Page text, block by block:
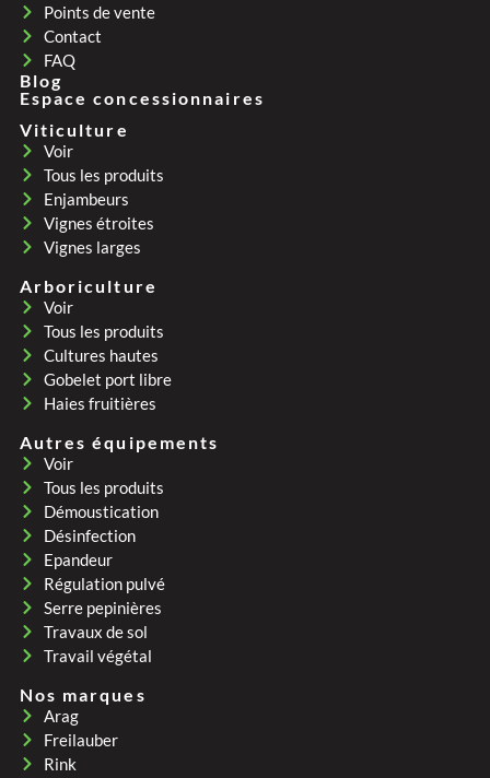
Points de vente
Contact
FAQ
Blog
Espace concessionnaires
Viticulture
Voir
Tous les produits
Enjambeurs
Vignes étroites
Vignes larges
Arboriculture
Voir
Tous les produits
Cultures hautes
Gobelet port libre
Haies fruitières
Autres équipements
Voir
Tous les produits
Démoustication
Désinfection
Epandeur
Régulation pulvé
Serre pepinières
Travaux de sol
Travail végétal
Nos marques
Arag
Freilauber
Rink